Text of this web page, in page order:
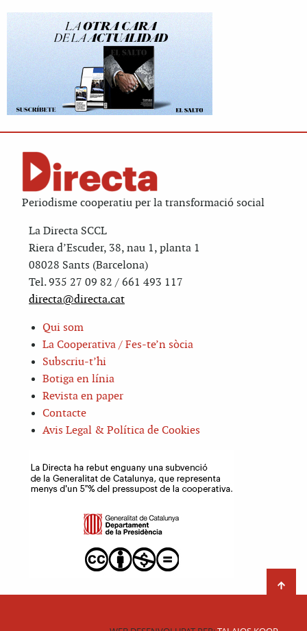
Periodisme cooperatiu per la transformació social
La Directa SCCL
Riera d’Escuder, 38, nau 1, planta 1
08028 Sants (Barcelona)
Tel. 935 27 09 82 / 661 493 117
directa@directa.cat
Qui som
La Cooperativa / Fes-te’n sòcia
Subscriu-t’hi
Botiga en línia
Revista en paper
Contacte
Avis Legal & Política de Cookies